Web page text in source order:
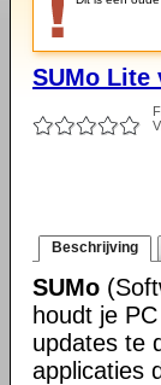
SUMo Lite
Beschrijving
SUMo
houdt je
updates te
applicaties